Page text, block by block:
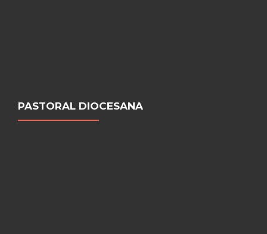
PASTORAL DIOCESANA